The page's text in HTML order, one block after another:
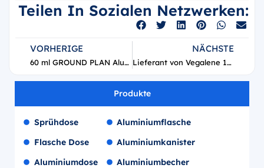
Teilen In Sozialen Netzwerken:
VORHERIGE
60 ml GROUND PLAN Aluminium-Sprühflasche
NÄCHSTE
Lieferant von Vegalene 17oz Kochspray-Aerosoldose
Produkte
Sprühdose
Flasche Dose
Aluminiumdose
Aluminiumflasche
Aluminiumkanister
Aluminiumbecher